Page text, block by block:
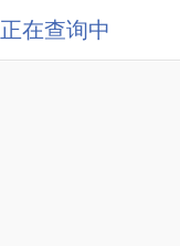
正在查询中